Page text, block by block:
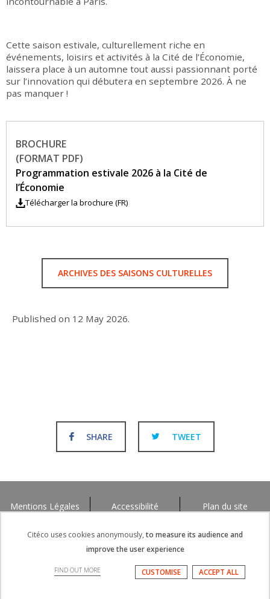
Cette saison estivale, culturellement riche en
événements, loisirs et activités à la Cité de l’Économie,
laissera place à un automne tout aussi passionnant porté
sur l’innovation qui débutera en septembre 2026. À ne
pas manquer !
BROCHURE
(FORMAT PDF)
Programmation estivale 2026 à la Cité de
l’Économie
Télécharger la brochure (FR)
ARCHIVES DES SAISONS CULTURELLES
Published on 12 May 2026.
SHARE TWEET
Mentions Légales Accessibilité Plan du site
Citéco uses cookies anonymously, to measure its audience and
improve the user experience
FIND OUT MORE ACCEPT ALL
CUSTOMISE